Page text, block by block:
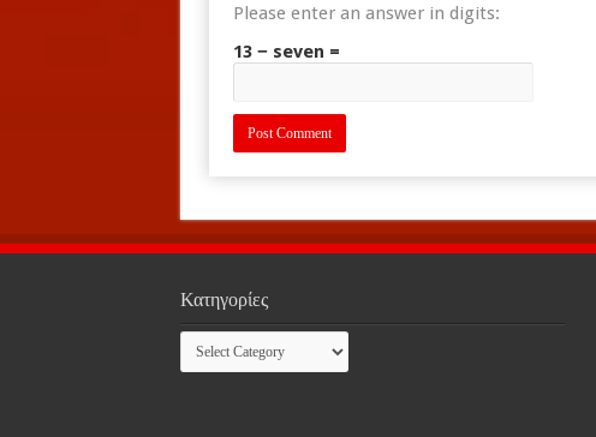
Please enter an answer in digits:
13 − seven =
Κατηγορίες
Κατηγορίες